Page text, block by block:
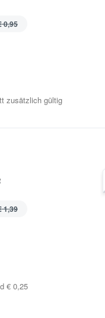
0,95
zusätzlich gültig
1,39
€ 0,25